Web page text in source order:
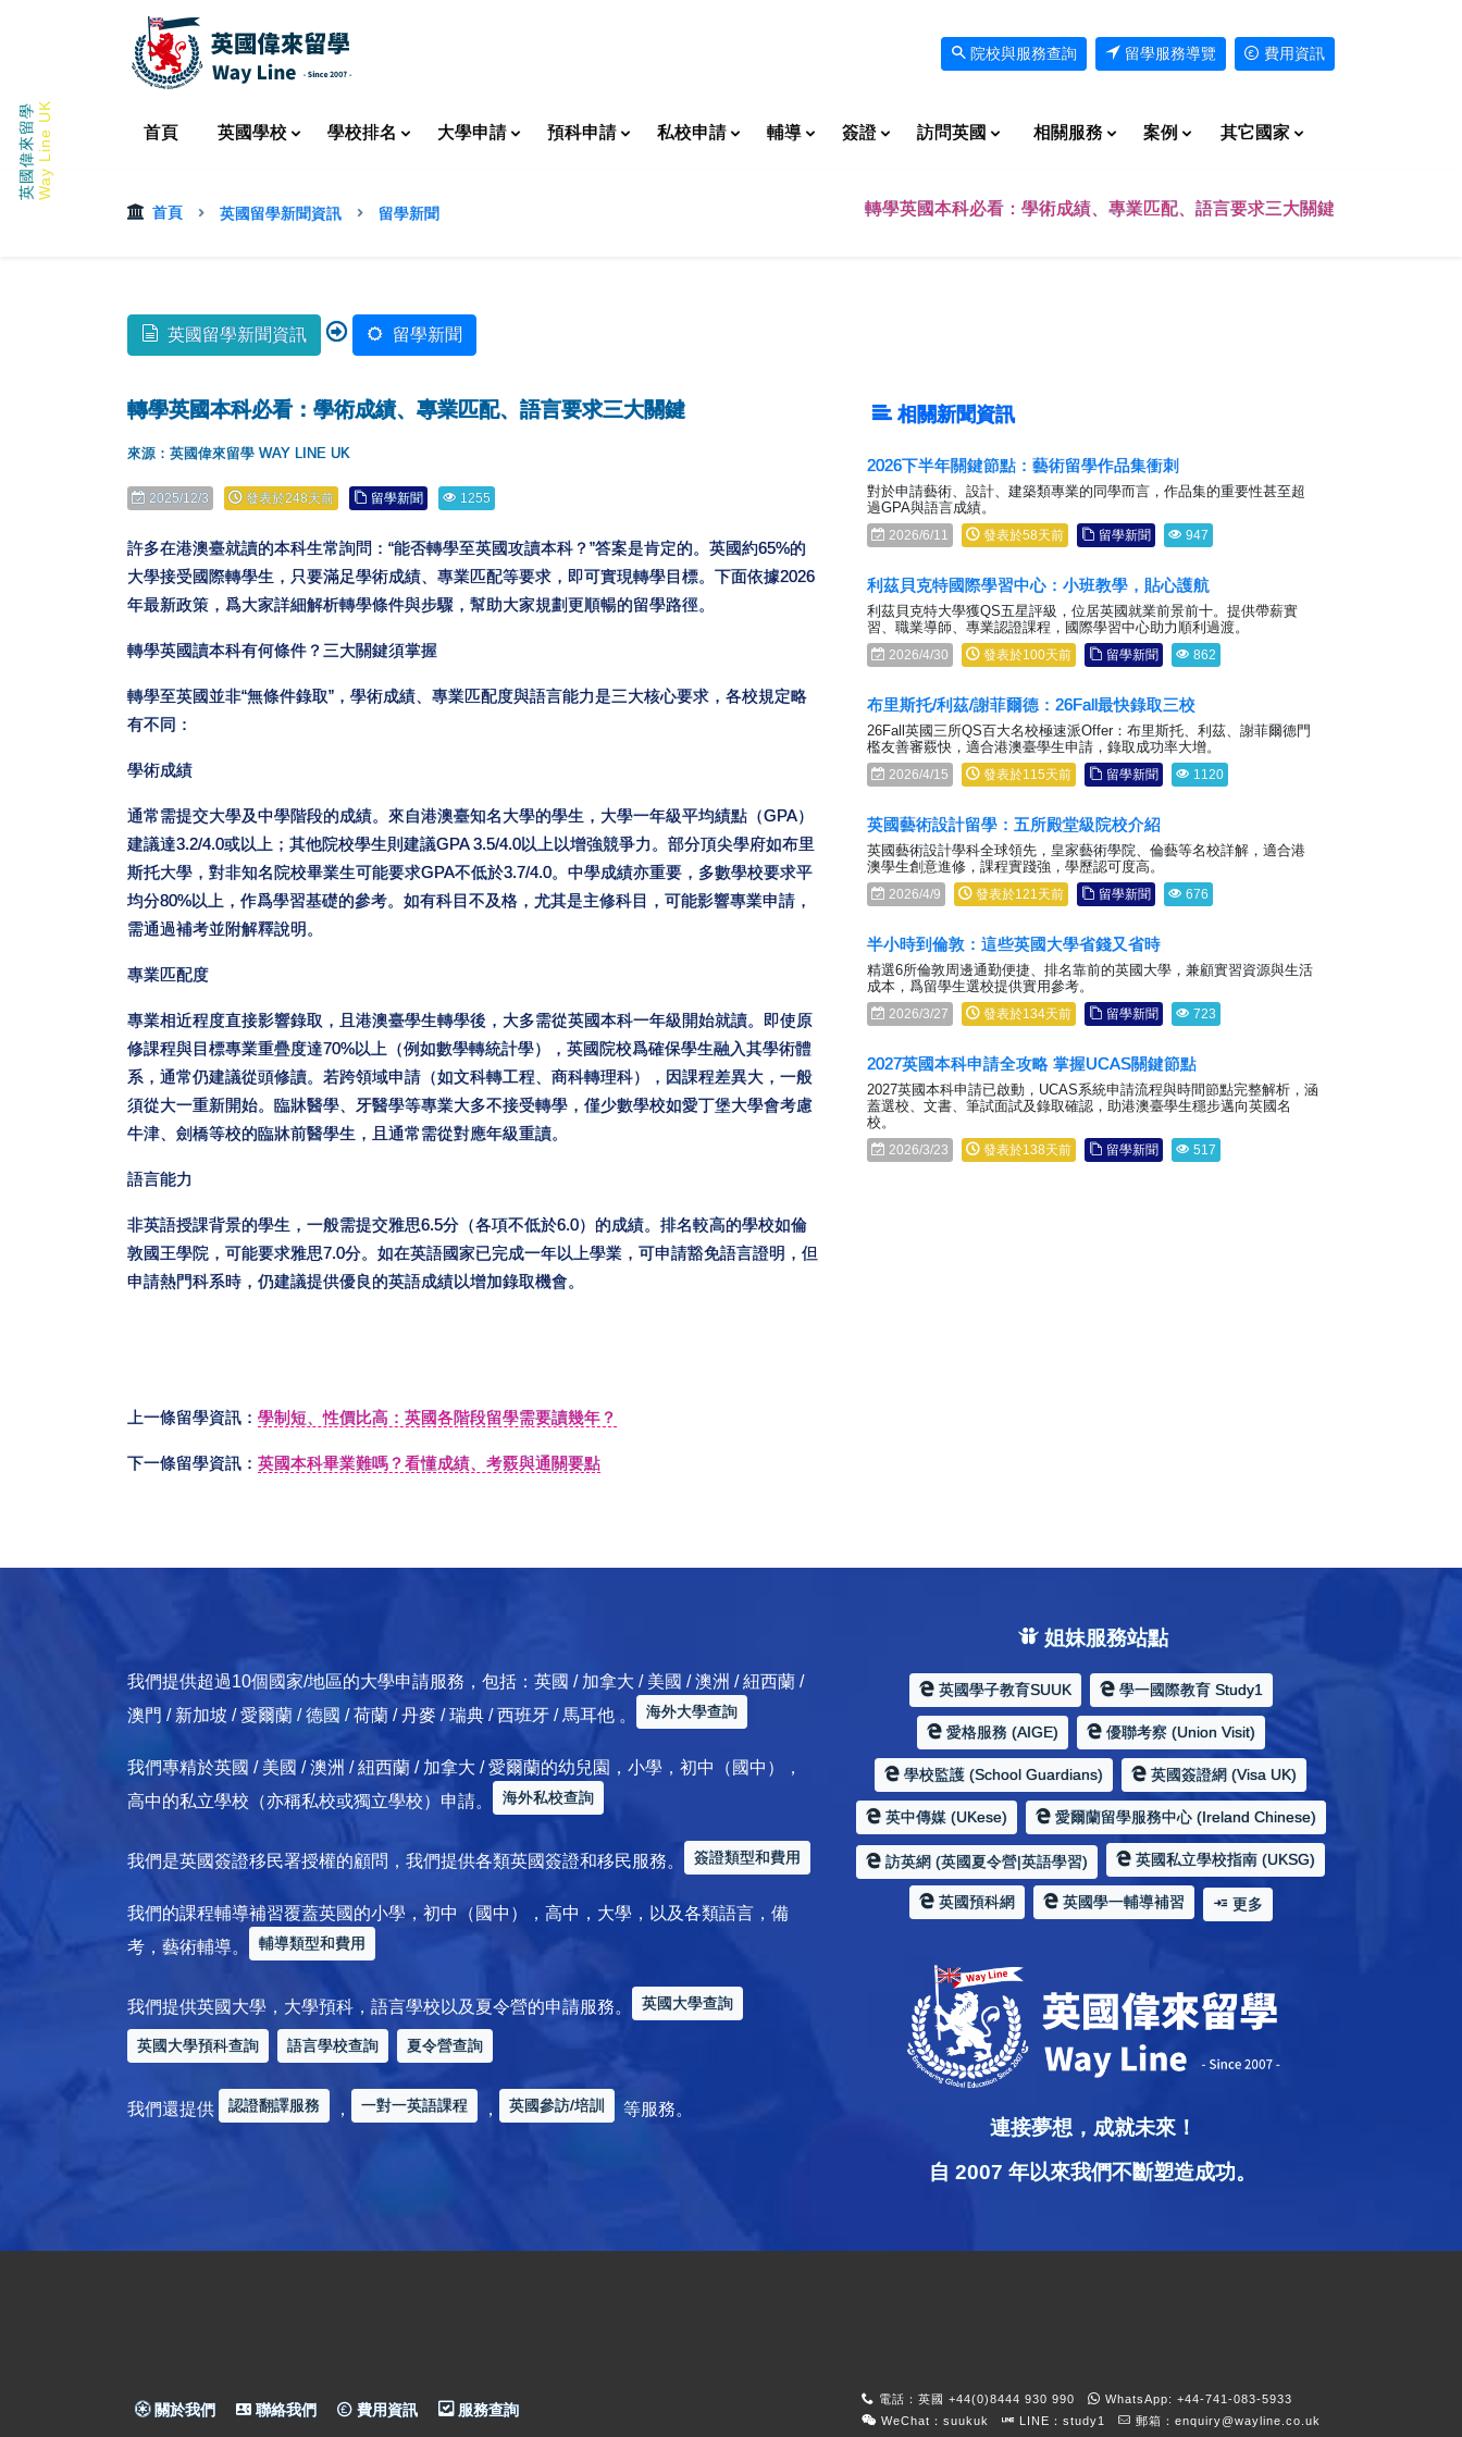
院校與服務查詢 留學服務導覽 費用資訊
首頁 英國學校 學校排名 大學申請 預科申請 私校申請 輔導 簽證 訪問英國 相關服務 案例 其它國家
英國偉來留學Way Line UK
首頁 英國留學新聞資訊 留學新聞 轉學英國本科必看：學術成績、專業匹配、語言要求三大關鍵
英國留學新聞資訊 留學新聞
轉學英國本科必看：學術成績、專業匹配、語言要求三大關鍵
來源：英國偉來留學 WAY LINE UK
2025/12/3 發表於248天前 留學新聞 1255
許多在港澳臺就讀的本科生常詢問：“能否轉學至英國攻讀本科？”答案是肯定的。英國約65%的
大學接受國際轉學生，只要滿足學術成績、專業匹配等要求，即可實現轉學目標。下面依據2026
年最新政策，爲大家詳細解析轉學條件與步驟，幫助大家規劃更順暢的留學路徑。
轉學英國讀本科有何條件？三大關鍵須掌握
轉學至英國並非“無條件錄取”，學術成績、專業匹配度與語言能力是三大核心要求，各校規定略
有不同：
學術成績
通常需提交大學及中學階段的成績。來自港澳臺知名大學的學生，大學一年級平均績點（GPA）
建議達3.2/4.0或以上；其他院校學生則建議GPA 3.5/4.0以上以增強競爭力。部分頂尖學府如布里
斯托大學，對非知名院校畢業生可能要求GPA不低於3.7/4.0。中學成績亦重要，多數學校要求平
均分80%以上，作爲學習基礎的參考。如有科目不及格，尤其是主修科目，可能影響專業申請，
需通過補考並附解釋說明。
專業匹配度
專業相近程度直接影響錄取，且港澳臺學生轉學後，大多需從英國本科一年級開始就讀。即使原
修課程與目標專業重疊度達70%以上（例如數學轉統計學），英國院校爲確保學生融入其學術體
系，通常仍建議從頭修讀。若跨領域申請（如文科轉工程、商科轉理科），因課程差異大，一般
須從大一重新開始。臨牀醫學、牙醫學等專業大多不接受轉學，僅少數學校如愛丁堡大學會考慮
牛津、劍橋等校的臨牀前醫學生，且通常需從對應年級重讀。
語言能力
非英語授課背景的學生，一般需提交雅思6.5分（各項不低於6.0）的成績。排名較高的學校如倫
敦國王學院，可能要求雅思7.0分。如在英語國家已完成一年以上學業，可申請豁免語言證明，但
申請熱門科系時，仍建議提供優良的英語成績以增加錄取機會。
上一條留學資訊： 學制短、性價比高：英國各階段留學需要讀幾年？
下一條留學資訊： 英國本科畢業難嗎？看懂成績、考覈與通關要點
相關新聞資訊
2026下半年關鍵節點：藝術留學作品集衝刺
對於申請藝術、設計、建築類專業的同學而言，作品集的重要性甚至超
過GPA與語言成績。
2026/6/11 發表於58天前 留學新聞 947
利茲貝克特國際學習中心：小班教學，貼心護航
利茲貝克特大學獲QS五星評級，位居英國就業前景前十。提供帶薪實
習、職業導師、專業認證課程，國際學習中心助力順利過渡。
2026/4/30 發表於100天前 留學新聞 862
布里斯托/利茲/謝菲爾德：26Fall最快錄取三校
26Fall英國三所QS百大名校極速派Offer：布里斯托、利茲、謝菲爾德門
檻友善審覈快，適合港澳臺學生申請，錄取成功率大增。
2026/4/15 發表於115天前 留學新聞 1120
英國藝術設計留學：五所殿堂級院校介紹
英國藝術設計學科全球領先，皇家藝術學院、倫藝等名校詳解，適合港
澳學生創意進修，課程實踐強，學歷認可度高。
2026/4/9 發表於121天前 留學新聞 676
半小時到倫敦：這些英國大學省錢又省時
精選6所倫敦周邊通勤便捷、排名靠前的英國大學，兼顧實習資源與生活
成本，爲留學生選校提供實用參考。
2026/3/27 發表於134天前 留學新聞 723
2027英國本科申請全攻略 掌握UCAS關鍵節點
2027英國本科申請已啟動，UCAS系統申請流程與時間節點完整解析，涵
蓋選校、文書、筆試面試及錄取確認，助港澳臺學生穩步邁向英國名
校。
2026/3/23 發表於138天前 留學新聞 517
我們提供超過10個國家/地區的大學申請服務，包括：英國 / 加拿大 / 美國 / 澳洲 / 紐西蘭 /
澳門 / 新加坡 / 愛爾蘭 / 德國 / 荷蘭 / 丹麥 / 瑞典 / 西班牙 / 馬耳他 。
海外大學查詢
我們專精於英國 / 美國 / 澳洲 / 紐西蘭 / 加拿大 / 愛爾蘭的幼兒園，小學，初中（國中），
高中的私立學校（亦稱私校或獨立學校）申請。
海外私校查詢
我們是英國簽證移民署授權的顧問，我們提供各類英國簽證和移民服務。 簽證類型和費用
我們的課程輔導補習覆蓋英國的小學，初中（國中），高中，大學，以及各類語言，備
考，藝術輔導。
輔導類型和費用
我們提供英國大學，大學預科，語言學校以及夏令營的申請服務。 英國大學查詢
英國大學預科查詢 語言學校查詢 夏令營查詢
我們還提供 認證翻譯服務 ， 一對一英語課程 ， 英國參訪/培訓 等服務。
姐妹服務站點
英國學子教育SUUK 學一國際教育 Study1
愛格服務 (AIGE) 優聯考察 (Union Visit)
學校監護 (School Guardians) 英國簽證網 (Visa UK)
英中傳媒 (UKese) 愛爾蘭留學服務中心 (Ireland Chinese)
訪英網 (英國夏令營|英語學習) 英國私立學校指南 (UKSG)
英國預科網 英國學一輔導補習 更多
連接夢想，成就未來！
自 2007 年以來我們不斷塑造成功。
關於我們 聯絡我們 費用資訊 服務查詢
電話：英國 +44(0)8444 930 990
WhatsApp: +44-741-083-5933
WeChat：suukuk
LINE：study1 郵箱： enquiry@wayline.co.uk